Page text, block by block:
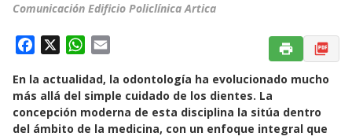
Comunicación Edificio Policlínica Artica
c
e
b
W
a
t
s
a
i
l
En la actualidad, la odontología ha evolucionado mucho
más allá del simple cuidado de los dientes. La
concepción moderna de esta disciplina la sitúa dentro
del ámbito de la medicina, con un enfoque integral que